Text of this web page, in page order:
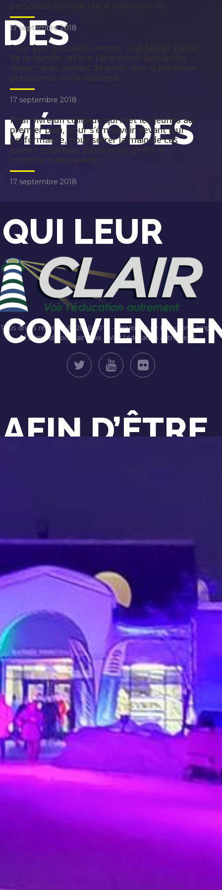
DES
MÉTHODES
QUI LEUR
AFIN D’ÊTRE
CRÉATIFS,
INSPIRÉS ET
ENGAGÉS
PAR LEURS
17 septembre 2018
Pour être accueillie comme si je faisais partie
17 septembre 2018
Pour vivre un colloque qui met les jeunes au
premier plan, pour s’émouvoir devant leur
performance, pour serrer la main de ces
jeunes créateurs passionnés, prêts à
construire leur avenir.
17 septembre 2018
Tous droits réservés © 2010-2019 - Université de Moncton Campus
d'Edmundston
Clair 20xx – Voir l'éducation autrement!